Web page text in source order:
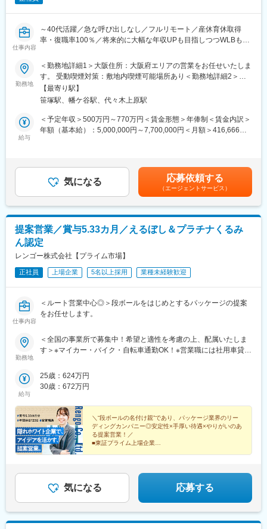
変更の範囲：会社の定める業務
■詳細：
・卸向け営業活動を通じた既存・新規店舗への提案および関係構
築
・売場作りやキャンペーン提案など、一部トレードマーケティン
グ（営業企画）業務の実行
■歓迎条件：
新規小売店開拓営業経験
業務やプライベートを問わず日常的に生成AIを活用し、生産性や
クリエイティビティの向上を実践されている方
仕事内容
～40代活躍／急な呼び出しなし／フルリモート／産休育休取得
率・復職率100％／将来的に大幅な年収UPも目指しつつWLBも担
★フルリモートで自宅から顧客先へ直行直帰の営業スタイル、全
国どこでも勤務可能！
★予定手術が大半のため緊急呼び出しはなし！
★WLBを改善したくて入社している社員多数！
★セラミックス人工骨の国内シェアNo.1企業！
マーケティング業務のサポートをお任せいたします。
基本1日1件で、手術時間は長くても3時間程度のものがほとんど
です。
医師から製品の開発提案を頂いた場合は、自社の開発部門と連
携・ディスカッションをするケースもあります。
・手術立ち合い・器械出しサポート
・医師への製品説明・手技提案
・医局説明会の企画運営とプレゼン
・顧客フォローと販売・契約業務
・開発部門との改良・臨床導入連携
業先へ直行直帰のスタイルです。
有休取得に関して、積極取得を掲げています。
長期休暇にも寛容であり、今年のGWは、30日・１日も休業日と
■組織体制：
営業部門としては全国で約35名ほどが在籍。
各エリアごとに平均4名～5名のグループを編成し、全国で営業活
動を行っています。
１、民間のシンクタンクの調査では、整形外科向けセラミックス
人工骨販売金額では国内シェアトップクラス。
２、入社と同時に有給休暇を比例付与。社員の産休育休取得率お
よび復職率は契約社員を含め100％。
３、従業員からのアイデアや提案を賞賛。主体性のある方はやり
勤務地
＜勤務地詳細1＞大阪住所：大阪府エリアの営業をお任せいたしま
す。 受動喫煙対策：敷地内喫煙可能場所あり＜勤務地詳細2＞本
社住所：東京都渋谷区笹塚1-50-1 Daiwa笹塚タワー受動喫煙対
策：敷地内喫煙可能場所あり変更の範囲：会社の定める事業所
【最寄り駅】
笹塚駅、幡ケ谷駅、代々木上原駅
給与
＜予定年収＞500万円～770万円＜賃金形態＞年俸制＜賃金内訳＞
年額（基本給）：5,000,000円～7,700,000円＜月額＞416,666円
ず）：年2回。半期ごとに予算の達成に応じて支給。（0～100万
円/半期）賃金はあくまでも目安の金額であり、選考を通じて上下
する可能性があります。月給(月額)は固定手当を含めた表記です。
気になる 応募依頼する
（エージェントサービス）
提案営業／賞与5.33カ月／えるぼし＆プラチナくるみ
ん認定
レンゴー株式会社【プライム市場】
正社員 上場企業 5名以上採用 業種未経験歓迎
仕事内容
＜ルート営業中心◎＞段ボールをはじめとするパッケージの提案
をお任せします。
勤務地
＜全国の事業所で募集中！希望と適性を考慮の上、配属いたしま
す＞※マイカー・バイク・自転車通勤OK！※営業職には社用車貸与
市宮城県黒川郡福島県西白河郡■関東事業部栃木県小山市群馬県前
橋市埼玉県川口市千葉県佐倉市神奈川県高座郡新潟県新発田市■中
知県春日井市福井県越前市■近畿事業部滋賀県栗東市京都府長岡京
市兵庫県三田市和歌山県紀の川市■中国・四国・九州事業部岡山県
総社市広島県安芸郡山口県防府市愛媛県東温市佐賀県鳥栖市
給与
25歳：624万円
30歳：672万円
＼“段ボールの名付け親”であり、パッケージ業界のリー
ディングカンパニー◎安定性×手厚い待遇×やりがいのあ
る提案営業！／
■東証プライム上場企業
気になる 応募する